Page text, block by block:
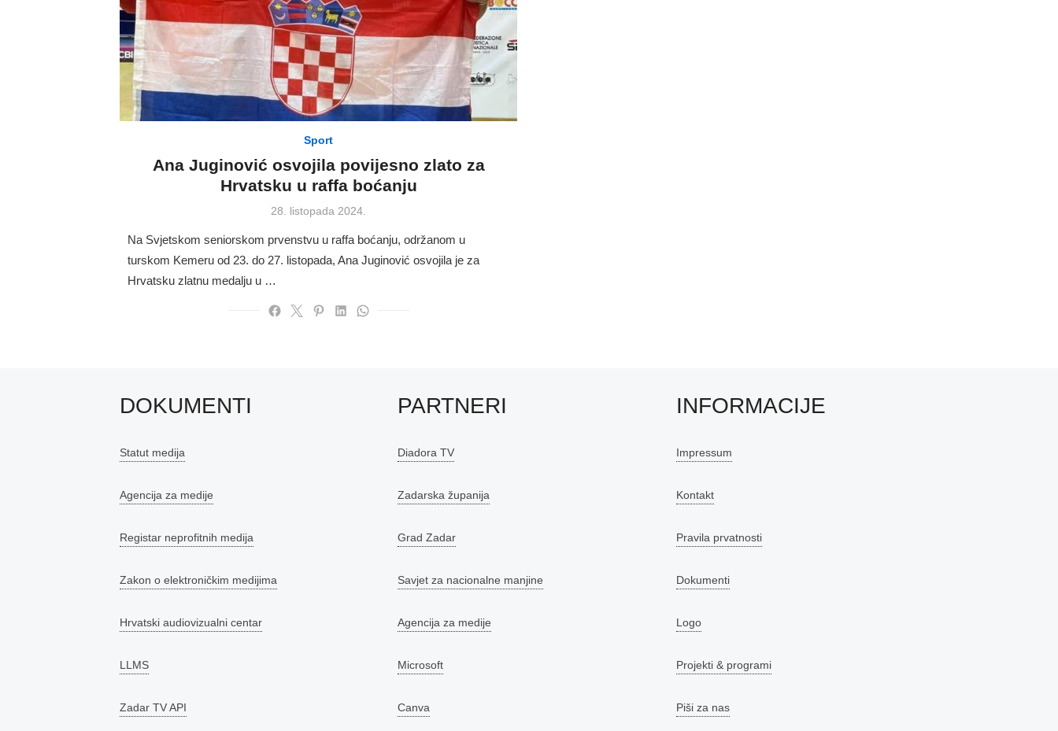
Sport
Ana Juginović osvojila povijesno zlato za
Hrvatsku u raffa boćanju
Posted
28. listopada 2024.
Na Svjetskom seniorskom prvenstvu u raffa boćanju, održanom u
turskom Kemeru od 23. do 27. listopada, Ana Juginović osvojila je za
Hrvatsku zlatnu medalju u …
DOKUMENTI
Statut medija
Agencija za medije
Registar neprofitnih medija
Zakon o elektroničkim medijima
Hrvatski audiovizualni centar
LLMS
Zadar TV API
PARTNERI
Diadora TV
Zadarska županija
Grad Zadar
Savjet za nacionalne manjine
Agencija za medije
Microsoft
Canva
INFORMACIJE
Impressum
Kontakt
Pravila prvatnosti
Dokumenti
Logo
Projekti & programi
Piši za nas